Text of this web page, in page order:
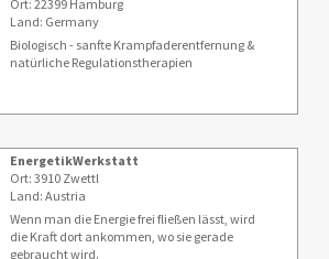
Ort: 22399 Hamburg
Land: Germany
Biologisch - sanfte Krampfaderentfernung &
natürliche Regulationstherapien
EnergetikWerkstatt
Ort: 3910 Zwettl
Land: Austria
Wenn man die Energie frei fließen lässt, wird
die Kraft dort ankommen, wo sie gerade
gebraucht wird.